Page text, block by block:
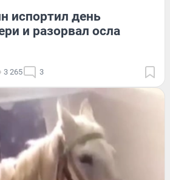
испортил день
и разорвал осла
3 265 3